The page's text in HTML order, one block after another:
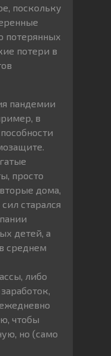
поскольку
потерянных
потери в
пандемии
в
просто
дома,
старался
детей, а
среднем
либо
чтобы
но (само